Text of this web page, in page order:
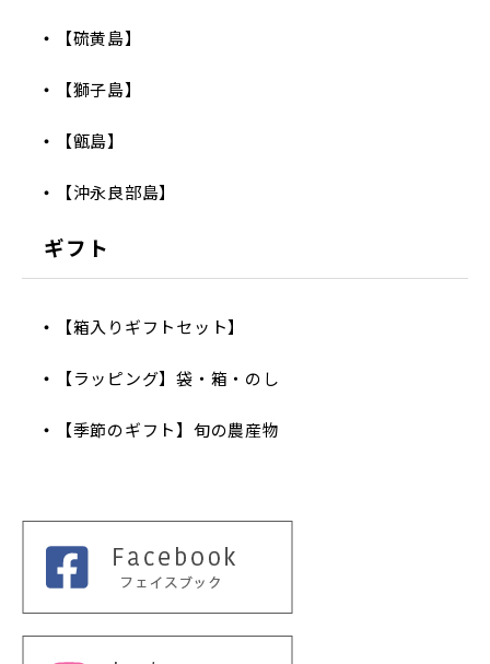
【硫黄島】
【獅子島】
【甑島】
【沖永良部島】
ギフト
【箱入りギフトセット】
【ラッピング】袋・箱・のし
【季節のギフト】旬の農産物